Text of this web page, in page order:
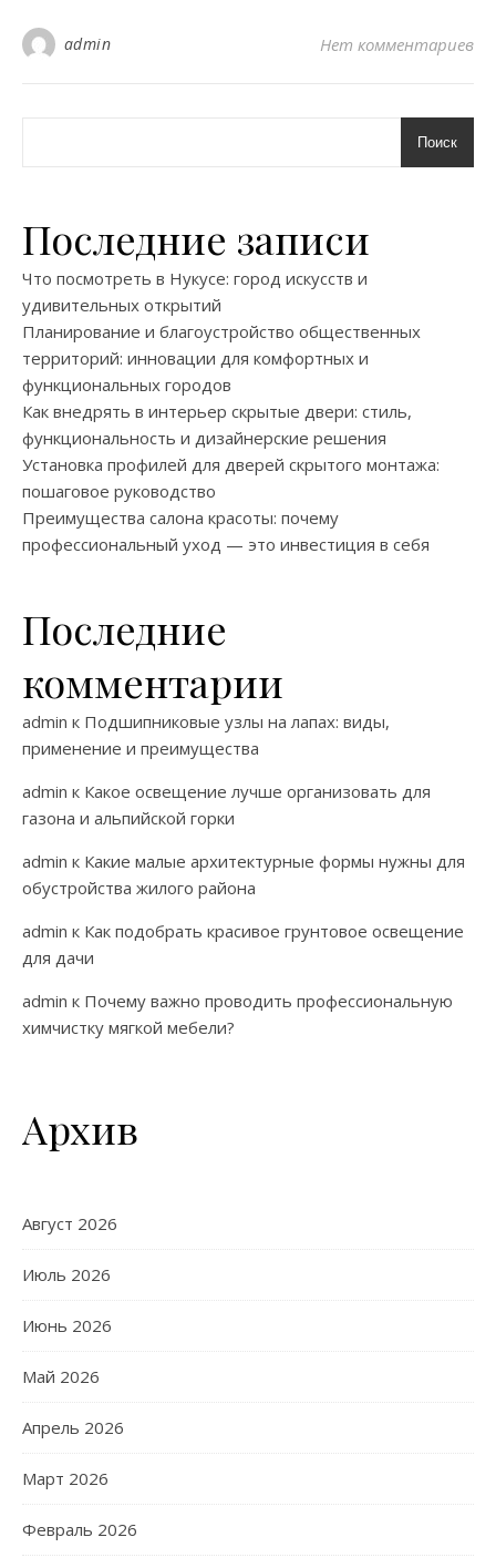
admin Нет комментариев
Поиск
Последние записи
Что посмотреть в Нукусе: город искусств и
удивительных открытий
Планирование и благоустройство общественных
территорий: инновации для комфортных и
функциональных городов
Как внедрять в интерьер скрытые двери: стиль,
функциональность и дизайнерские решения
Установка профилей для дверей скрытого монтажа:
пошаговое руководство
Преимущества салона красоты: почему
профессиональный уход — это инвестиция в себя
Последние
комментарии
admin к Подшипниковые узлы на лапах: виды,
применение и преимущества
admin к Какое освещение лучше организовать для
газона и альпийской горки
admin к Какие малые архитектурные формы нужны для
обустройства жилого района
admin к Как подобрать красивое грунтовое освещение
для дачи
admin к Почему важно проводить профессиональную
химчистку мягкой мебели?
Архив
Август 2026
Июль 2026
Июнь 2026
Май 2026
Апрель 2026
Март 2026
Февраль 2026